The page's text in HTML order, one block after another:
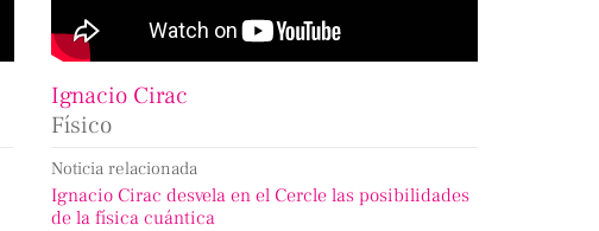
Ignacio Cirac
Físico
Noticia relacionada
Ignacio Cirac desvela en el Cercle las posibilidades
de la física cuántica